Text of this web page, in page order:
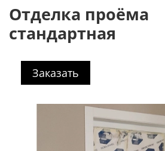
Отделка проёма
стандартная
Заказать